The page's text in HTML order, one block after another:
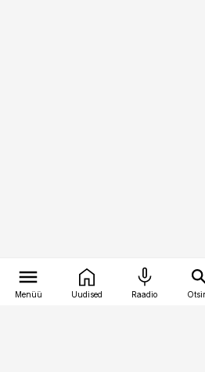
Menüü Uudised Raadio